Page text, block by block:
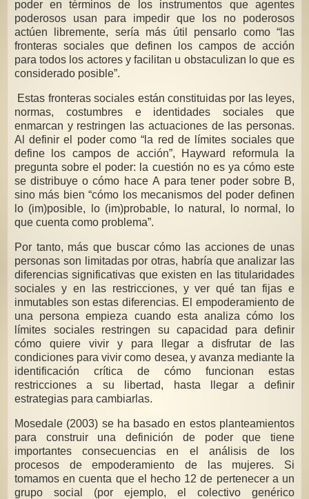
poder en términos de los instrumentos que agentes
poderosos usan para impedir que los no poderosos
actúen libremente, sería más útil pensarlo como “las
fronteras sociales que definen los campos de acción
para todos los actores y facilitan u obstaculizan lo que es
considerado posible”.
Estas fronteras sociales están constituidas por las leyes,
normas, costumbres e identidades sociales que
enmarcan y restringen las actuaciones de las personas.
Al definir el poder como “la red de límites sociales que
define los campos de acción”, Hayward reformula la
pregunta sobre el poder: la cuestión no es ya cómo este
se distribuye o cómo hace A para tener poder sobre B,
sino más bien “cómo los mecanismos del poder definen
lo (im)posible, lo (im)probable, lo natural, lo normal, lo
que cuenta como problema”.
Por tanto, más que buscar cómo las acciones de unas
personas son limitadas por otras, habría que analizar las
diferencias significativas que existen en las titularidades
sociales y en las restricciones, y ver qué tan fijas e
inmutables son estas diferencias. El empoderamiento de
una persona empieza cuando esta analiza cómo los
límites sociales restringen su capacidad para definir
cómo quiere vivir y para llegar a disfrutar de las
condiciones para vivir como desea, y avanza mediante la
identificación crítica de cómo funcionan estas
restricciones a su libertad, hasta llegar a definir
estrategias para cambiarlas.
Mosedale (2003) se ha basado en estos planteamientos
para construir una definición de poder que tiene
importantes consecuencias en el análisis de los
procesos de empoderamiento de las mujeres. Si
tomamos en cuenta que el hecho 12 de pertenecer a un
grupo social (por ejemplo, el colectivo genérico